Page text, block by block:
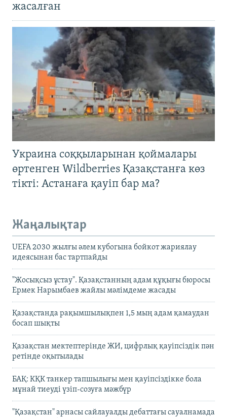
жасалған
Украина соққыларынан қоймалары
өртенген Wildberries Қазақстанға көз
тікті: Астанаға қауіп бар ма?
Жаңалықтар
UEFA 2030 жылғы әлем кубогына бойкот жариялау
идеясынан бас тартпайды
"Жосықсыз ұстау". Қазақстанның адам құқығы бюросы
Ермек Нарымбаев жайлы мәлімдеме жасады
Қазақстанда рақымшылықпен 1,5 мың адам қамаудан
босап шықты
Қазақстан мектептерінде ЖИ, цифрлық қауіпсіздік пән
ретінде оқытылады
БАҚ: КҚК танкер тапшылығы мен қауіпсіздікке бола
мұнай тиеуді үзіп-созуға мәжбүр
"Қазақстан" арнасы сайлауалды дебаттағы сауалнамада